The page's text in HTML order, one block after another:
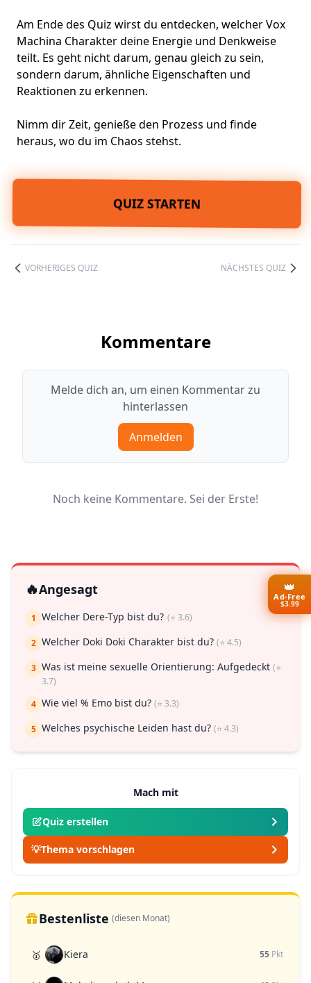
Am Ende des Quiz wirst du entdecken, welcher Vox
Machina Charakter deine Energie und Denkweise
teilt. Es geht nicht darum, genau gleich zu sein,
sondern darum, ähnliche Eigenschaften und
Reaktionen zu erkennen.
Nimm dir Zeit, genieße den Prozess und finde
heraus, wo du im Chaos stehst.
QUIZ STARTEN
VORHERIGES QUIZ NÄCHSTES QUIZ
Kommentare
Melde dich an, um einen Kommentar zu
hinterlassen
Anmelden
Noch keine Kommentare. Sei der Erste!
🔥Angesagt
1 Welcher Dere-Typ bist du? (⭐ 3.6)
2 Welcher Doki Doki Charakter bist du? (⭐ 4.5)
3 Was ist meine sexuelle Orientierung: Aufgedeckt (⭐
3.7)
4 Wie viel % Emo bist du? (⭐ 3.3)
5 Welches psychische Leiden hast du? (⭐ 4.3)
Mach mit
Quiz erstellen
💡Thema vorschlagen
Bestenliste (diesen Monat)
🥇 Kiera 55 Pkt
👑
Ad-Free
$3.99